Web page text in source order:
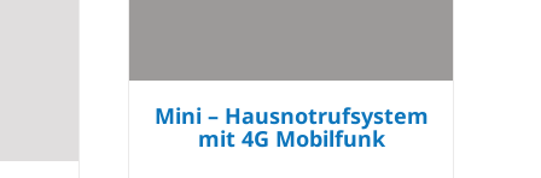
Mini – Hausnotrufsystem
mit 4G Mobilfunk